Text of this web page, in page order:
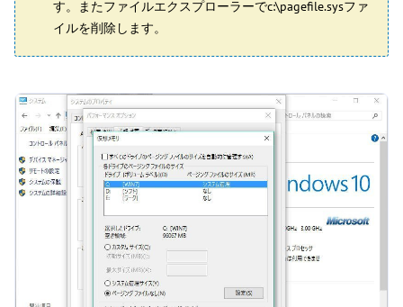
す。またファイルエクスプローラーでc:\pagefile.sysファ
イルを削除します。